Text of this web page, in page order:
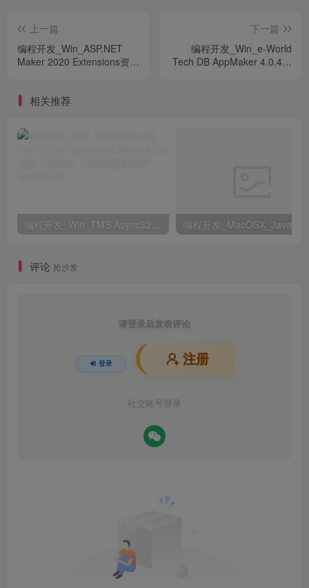
上一篇
编程开发_Win_ASP.NET
Maker 2020 Extensions资源
下一篇
编程开发_Win_e-World
Tech DB AppMaker 4.0.4资
相关推荐
评论 抢沙发
请登录后发表评论
登录 注册
社交账号登录